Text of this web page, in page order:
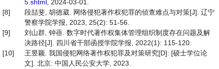
5.shtml , 2024-03-01.
[8]
段喆斐, 胡德葳. 网络侵犯著作权犯罪的侦查难点与对策[J]. 辽宁
警察学院学报, 2023, 25(2): 51-56.
[9]
刘山群, 钟蓓. 数字时代著作权集体管理组织制度存在问题及解
决路径[J]. 四川省干部函授学院学报, 2022(1): 115-120.
[10]
王昱颖. 我国侵犯网络著作权犯罪及对策研究[D]: [硕士学位论
文]. 北京: 中国人民公安大学, 2023.